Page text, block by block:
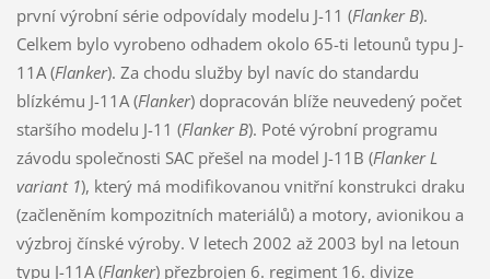
první výrobní série odpovídaly modelu J-11 (Flanker B).
Celkem bylo vyrobeno odhadem okolo 65-ti letounů typu J-
11A (Flanker). Za chodu služby byl navíc do standardu
blízkému J-11A (Flanker) dopracován blíže neuvedený počet
staršího modelu J-11 (Flanker B). Poté výrobní programu
závodu společnosti SAC přešel na model J-11B (Flanker L
variant 1), který má modifikovanou vnitřní konstrukci draku
(začleněním kompozitních materiálů) a motory, avionikou a
výzbroj čínské výroby. V letech 2002 až 2003 byl na letoun
typu J-11A (Flanker) přezbrojen 6. regiment 16. divize